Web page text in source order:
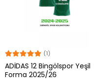
(1)
ADİDAS 12 Bingölspor Yeşil
Forma 2025/26